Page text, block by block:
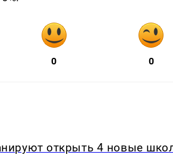
0 0
открыть 4 новые